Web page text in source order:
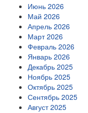
Июнь 2026
Май 2026
Апрель 2026
Март 2026
Февраль 2026
Январь 2026
Декабрь 2025
Ноябрь 2025
Октябрь 2025
Сентябрь 2025
Август 2025